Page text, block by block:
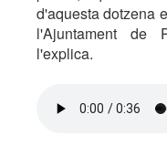
d'aquesta dotzena
l'Ajuntament de
l'explica.